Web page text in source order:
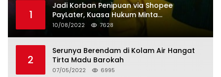
1
Jadi Korban Penipuan via Shopee
PayLater, Kuasa Hukum Minta
Penangguhan Tagihan dan Hapus Bunga
10/08/2022 7628
2
Serunya Berendam di Kolam Air Hangat
Tirta Madu Barokah
07/05/2022 6995